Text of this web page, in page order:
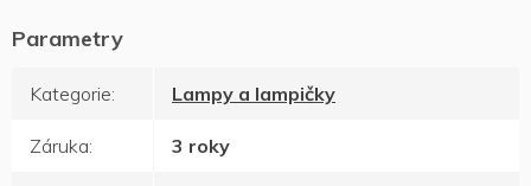
Kategorie: Lampy a lampičky
Záruka: 3 roky